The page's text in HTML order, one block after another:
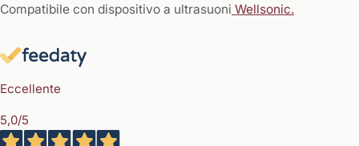
Compatibile con dispositivo a ultrasuoni Wellsonic.
Eccellente
5,0/5